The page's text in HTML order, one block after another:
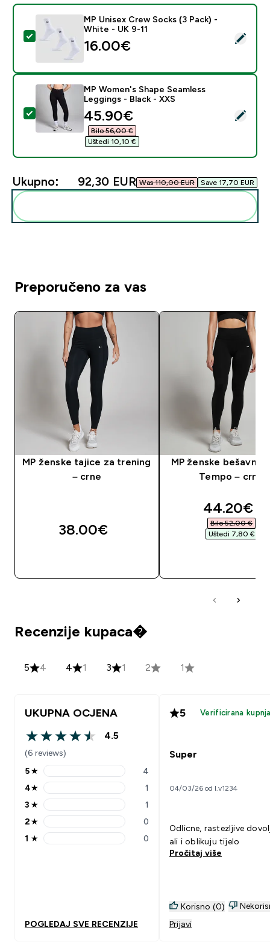
Odaberi ovaj proizvod - MP Unisex Crew Socks (3
MP Unisex Crew Socks (3 Pack) -
White - UK 9-11
16.00€‎
Odaberi ovaj proizvod - MP Women's Shape
MP Women's Shape Seamless
Leggings - Black - XXS
discounted price
45.90€‎
Bilo 56,00 €‎
Uštedi 10,10 €‎
Ukupno: 92,30 EUR‎ Was 110,00 EUR‎ Save 17,70 EUR‎
Preporučeno za vas
MP ženske tajice za trening
– crne
38.00€‎
MP ženske bešavne
Tempo – crne
44.20€‎
Bilo 52,00 €‎
Uštedi 7,80 €‎
Recenzije kupaca�
5 4 4 1 3 1 2 1
UKUPNA OCJENA
4.5 out of 5 stars
4.5
(6 reviews)
5 stars rating 4 reviews
5★ 4
4 stars rating 1 reviews
4★ 1
3 stars rating 1 reviews
3 ★ 1
2 stars rating 0 reviews
2★ 0
1 stars rating 0 reviews
1 ★ 0
POGLEDAJ SVE RECENZIJE
5 Verificirana
Super
04/03/26 od I.v1234
Odlicne, rastezljive
ali i oblikuju tijelo
Pročitaj više
Korisno (0)
Prijavi